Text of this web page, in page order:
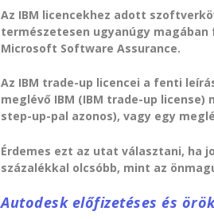
Az IBM licencekhez adott
természetesen ugyanúgy
Microsoft Software Assurance.
Az IBM trade-up licencei a fenti
meglévő IBM (IBM trade-up
step-up-pal azonos), vagy egy
Érdemes ezt az utat választani, ha
százalékkal olcsóbb, mint az
Autodesk előfizetéses és